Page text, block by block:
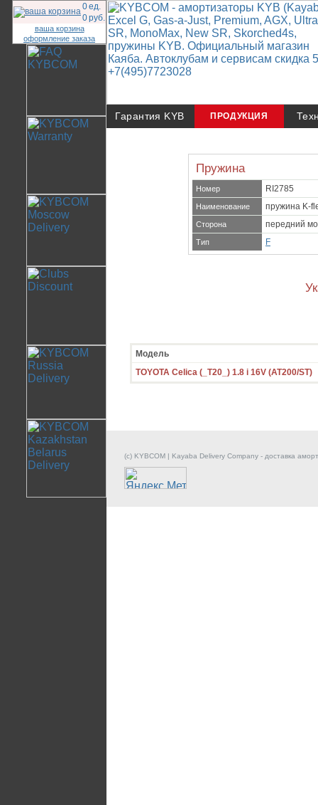
0ед.
0руб.
ваша корзина
оформление заказа
Гарантия KYB ПРОДУКЦИЯ
Пружина
Номер RI2785
Наименование пружина K-
Сторона передний
Тип F
Модель
TOYOTA Celica (_T20_) 1.8 i 16V (AT200/ST)
(c) KYBCOM | Kayaba Delivery Company - доставка